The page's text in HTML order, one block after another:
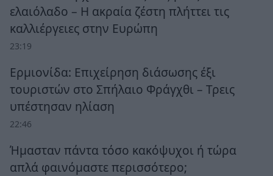
ελαιόλαδο – Η ακραία ζέστη πλήττει τις
καλλιέργειες στην Ευρώπη
23:19
Ερμιονίδα: Επιχείρηση διάσωσης έξι
τουριστών στο Σπήλαιο Φράγχθι – Τρεις
υπέστησαν ηλίαση
22:46
Ήμασταν πάντα τόσο κακόψυχοι ή τώρα
απλά φαινόμαστε περισσότερο;